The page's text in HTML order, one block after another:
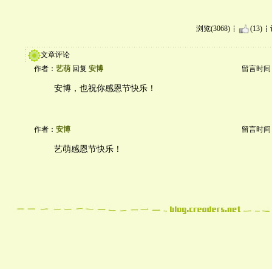
浏览(3068) (13)
文章评论
作者： 艺萌 回复 安博 留言时间
安博，也祝你感恩节快乐！
作者： 安博 留言时间
艺萌感恩节快乐！